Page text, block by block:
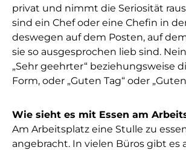
privat und nimmt die Seriosität
sind ein Chef oder eine Chefin in
deswegen auf dem Posten, auf
sie so ausgesprochen lieb sind.
„Sehr geehrter“ beziehungsweise
Form, oder „Guten Tag“ oder
Wie sieht es mit Essen am
Am Arbeitsplatz eine Stulle zu
angebracht. In vielen Büros gibt es